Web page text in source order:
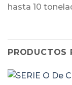
hasta 10
PRODUCTOS